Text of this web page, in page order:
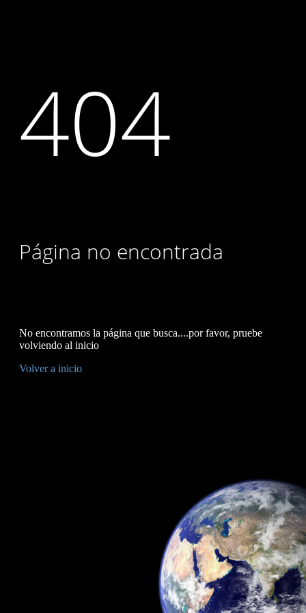
404
Página no encontrada
No encontramos la página que busca....por favor, pruebe
volviendo al inicio
Volver a inicio